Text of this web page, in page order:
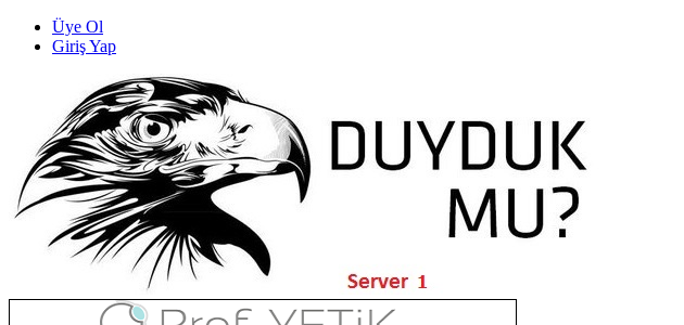
Üye Ol
Giriş Yap